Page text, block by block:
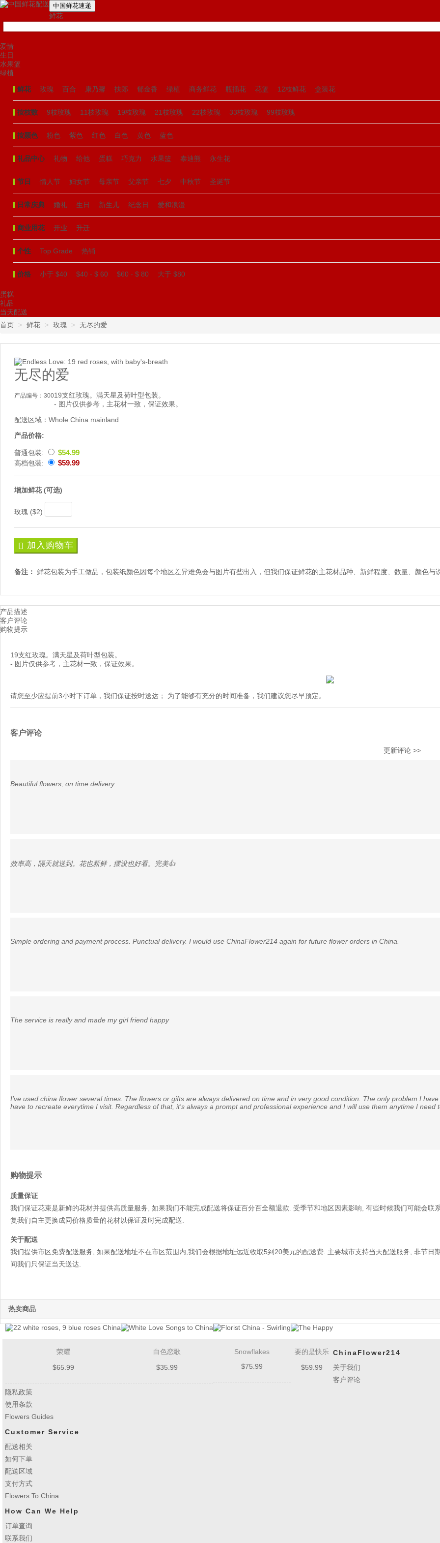
中国鲜花速递
鲜花
鲜花 玫瑰 百合 康乃馨 扶郎 郁金香 绿植 商务鲜花 瓶插花 花篮 12枝鲜花 盒装花
按枝数 9枝玫瑰 11枝玫瑰 19枝玫瑰 21枝玫瑰 22枝玫瑰 33枝玫瑰 99枝玫瑰
按颜色 粉色 紫色 红色 白色 黄色 蓝色
礼品中心 礼物 给他 蛋糕 巧克力 水果篮 泰迪熊 永生花
节日 情人节 妇女节 母亲节 父亲节 七夕 中秋节 圣诞节
日常庆典 婚礼 生日 新生儿 纪念日 爱和浪漫
商业用花 开业 升迁
个性 Top Grade 热销
价格 小于 $40 $40 - $ 60 $60 - $ 80 大于 $80
爱情
生日
水果篮
绿植
蛋糕
礼品
当天配送
首页
鲜花 玫瑰 无尽的爱
无尽的爱
产品编号： 30019支红玫瑰。满天星及荷叶型包装。
- 图片仅供参考，主花材一致，保证效果。
配送区域：Whole China mainland
产品价格:
普通包装: $54.99
高档包装: $59.99
增加鲜花 (可选)
玫瑰 ($2)
加入购物车
备注： 鲜花包装为手工做品，包装纸颜色因每个地区差异难免会与图片有些出入，但我们保证鲜花的主花材品种、新鲜程度、数量、颜色与
产品描述
客户评论
购物提示
19支红玫瑰。满天星及荷叶型包装。
- 图片仅供参考，主花材一致，保证效果。
请您至少应提前3小时下订单，我们保证按时送达； 为了能够有充分的时间准备，我们建议您尽早预定。
客户评论
更新评论 >>
Beautiful flowers, on time delivery.
效率高，隔天就送到。花也新鲜，摆设也好看。完美👍
Simple ordering and payment process. Punctual delivery. I would use ChinaFlower214 again for future flower orders in China.
The service is really and made my girl friend happy
I've used china flower several times. The flowers or gifts are always delivered on time and in very good condition. The only problem I
have to recreate everytime I visit. Regardless of that, it's always a prompt and professional experience and I will use them anytime I need
购物提示
质量保证
我们保证花束是新鲜的花材并提供高质量服务, 如果我们不能完成配送将保证百分百全额退款. 受季节和地区因素影响, 有些时候我们可能会
复我们自主更换成同价格质量的花材以保证及时完成配送.
关于配送
我们提供市区免费配送服务, 如果配送地址不在市区范围内,我们会根据地址远近收取5到20美元的配送费. 主要城市支持当天配送服务, 非节
间我们只保证当天送达.
热卖商品
荣耀
$65.99
白色恋歌
$35.99
Snowflakes
$75.99
要的是快乐
$59.99
ChinaFlower214
关于我们
客户评论
隐私政策
使用条款
Flowers Guides
Customer Service
配送相关
如何下单
配送区域
支付方式
Flowers To China
How Can We Help
订单查询
联系我们